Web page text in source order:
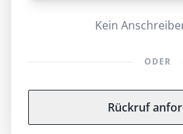
Kein
ODER
Rückruf